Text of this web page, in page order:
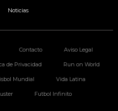
Noticias
Contacto Aviso Legal
de Privacidad Run on World
Mundial Vida Latina
Futbol Infinito